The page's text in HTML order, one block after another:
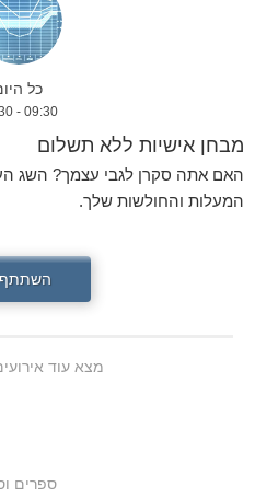
כל
09:30 - 14:30
מבחן אישיות ללא תשלום
האם אתה סקרן לגבי עצמך? השג
המעלות והחולשות שלך.
מצא עוד
ספרים